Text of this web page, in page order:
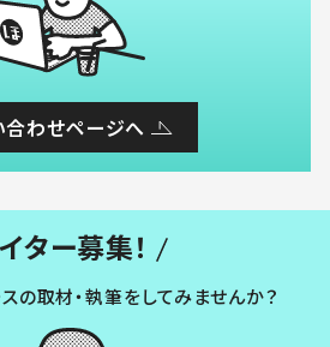
合わせページへ
ター募集！
の取材・執筆をしてみませんか？